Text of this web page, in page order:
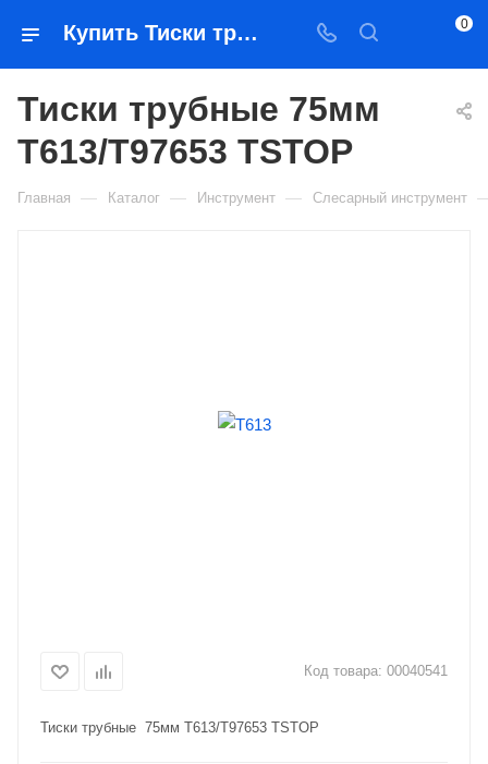
Купить Тиски трубные 75мм Т613/T97653 TSTOP в Якутске — цена, характеристики, подбор | Востоктехторг 0
Тиски трубные 75мм
Т613/T97653 TSTOP
Главная — Каталог — Инструмент — Слесарный инструмент
Код товара: 00040541
Тиски трубные 75мм Т613/T97653 TSTOP